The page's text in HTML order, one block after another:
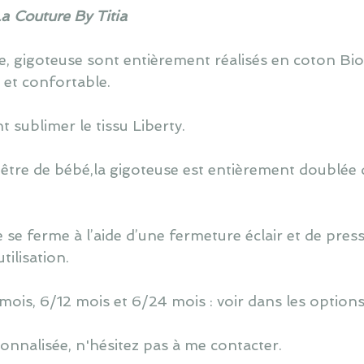
Couture By Titia
gigoteuse sont entièrement réalisés en coton
et confortable.
sublimer le tissu Liberty.
de bébé,la gigoteuse est entièrement doublée
ferme à l’aide d’une fermeture éclair et de
6/12 mois et 6/24 mois : voir dans les
n'hésitez pas à me contacter.